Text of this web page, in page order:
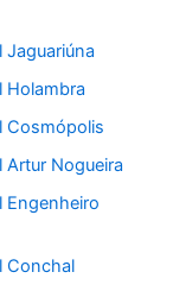
Holambra
Cosmópolis
Nogueira
Engenheiro
Conchal